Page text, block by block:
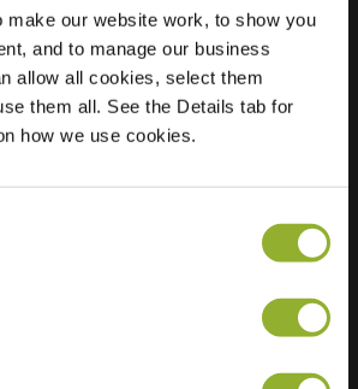
make our website work, to show you
and to manage our business
allow all cookies, select them
them all. See the Details tab for
how we use cookies.
Bremerstraat 25
6717 ZP Ede
Niederlande